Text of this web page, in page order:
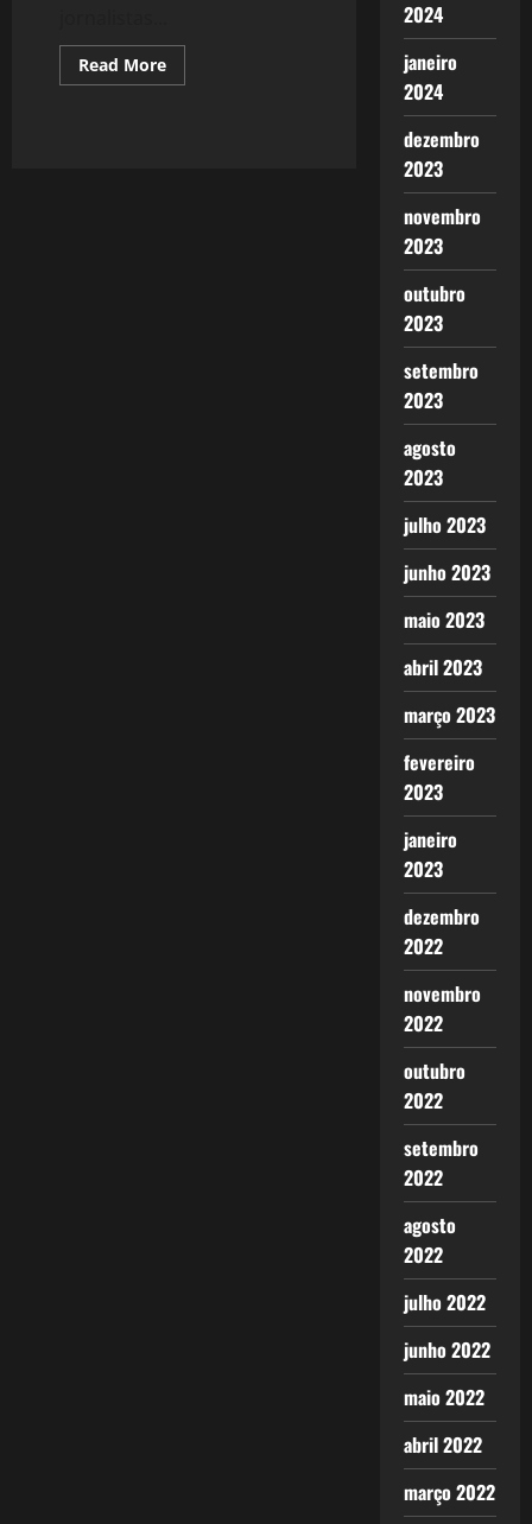
Read MoreRead
more
2024
janeiro
2024
dezembro
2023
novembro
2023
outubro
2023
setembro
2023
agosto
2023
julho 2023
junho 2023
maio 2023
abril 2023
março 2023
fevereiro
2023
janeiro
2023
dezembro
2022
novembro
2022
outubro
2022
setembro
2022
agosto
2022
julho 2022
junho 2022
maio 2022
abril 2022
março 2022